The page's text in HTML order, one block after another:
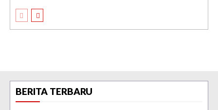
BERITA TERBARU